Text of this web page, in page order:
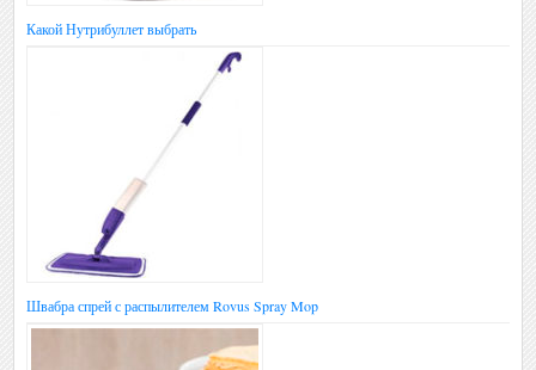
Какой Нутрибуллет выбрать
Швабра спрей с распылителем Rovus Spray Mop